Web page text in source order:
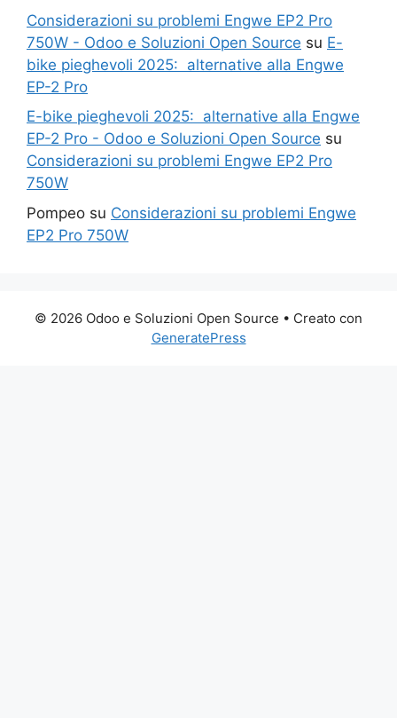
Considerazioni su problemi Engwe EP2 Pro
750W - Odoo e Soluzioni Open Source su E-
bike pieghevoli 2025: alternative alla Engwe
EP-2 Pro
E-bike pieghevoli 2025: alternative alla Engwe
EP-2 Pro - Odoo e Soluzioni Open Source su
Considerazioni su problemi Engwe EP2 Pro
750W
Pompeo su Considerazioni su problemi Engwe
EP2 Pro 750W
© 2026 Odoo e Soluzioni Open Source • Creato con
GeneratePress